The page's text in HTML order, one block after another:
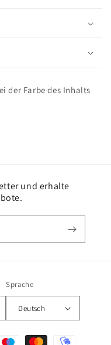
der Farbe des Inhalts
und erhalte
Sprache
Deutsch